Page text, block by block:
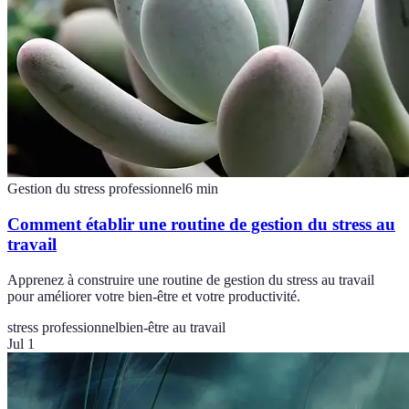
Gestion du stress professionnel6 min
Comment établir une routine de gestion du stress au
travail
Apprenez à construire une routine de gestion du stress au travail
pour améliorer votre bien-être et votre productivité.
stress professionnelbien-être au travail
Jul 1